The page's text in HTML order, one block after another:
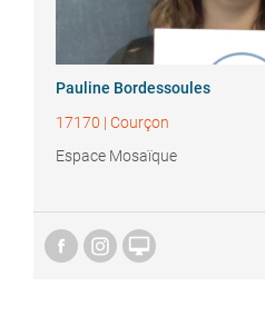
Pauline Bordessoules
17170 | Courçon
Espace Mosaïque
